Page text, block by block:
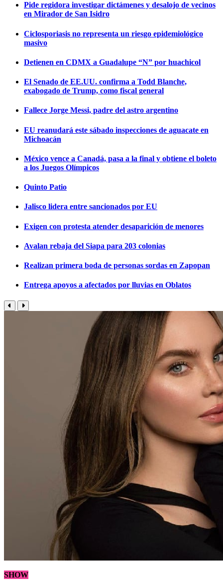
Pide regidora investigar dictámenes y desalojo de vecinos
en Mirador de San Isidro
Ciclosporiasis no representa un riesgo epidemiológico
masivo
Detienen en CDMX a Guadalupe “N” por huachicol
El Senado de EE.UU. confirma a Todd Blanche,
exabogado de Trump, como fiscal general
Fallece Jorge Messi, padre del astro argentino
EU reanudará este sábado inspecciones de aguacate en
Michoacán
México vence a Canadá, pasa a la final y obtiene el boleto
a los Juegos Olímpicos
Quinto Patio
Jalisco lidera entre sancionados por EU
Exigen con protesta atender desaparición de menores
Avalan rebaja del Siapa para 203 colonias
Realizan primera boda de personas sordas en Zapopan
Entrega apoyos a afectados por lluvias en Oblatos
SHOW